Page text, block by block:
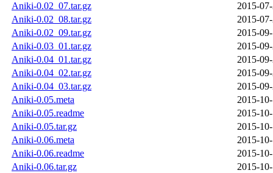
Aniki-0.02_07.tar.gz
2015-
Aniki-0.02_08.tar.gz
2015-
Aniki-0.02_09.tar.gz
2015-
Aniki-0.03_01.tar.gz
2015-
Aniki-0.04_01.tar.gz
2015-
Aniki-0.04_02.tar.gz
2015-
Aniki-0.04_03.tar.gz
2015-
Aniki-0.05.meta
2015-
Aniki-0.05.readme
2015-
Aniki-0.05.tar.gz
2015-
Aniki-0.06.meta
2015-
Aniki-0.06.readme
2015-
Aniki-0.06.tar.gz
2015-